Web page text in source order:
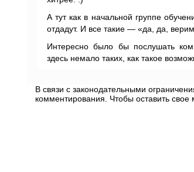
А тут как в начальной группе
отдадут. И все такие — «да, да,
Интересно было бы послушать
здесь немало таких, как такое
В связи с законодательными
комментирования. Чтобы оставить свое